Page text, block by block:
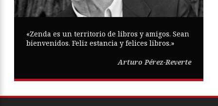
«Zenda es un territorio de libros y amigos. Sean
bienvenidos. Feliz estancia y felices libros.»
Arturo Pérez-Reverte